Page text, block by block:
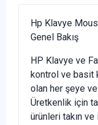
Hp Klavye
Genel Bakış
HP Klavye ve
kontrol ve basit
olan her şeye
Üretkenlik için
ürünleri takın ve